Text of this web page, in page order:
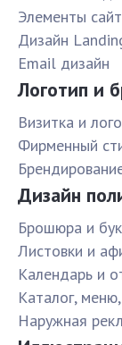
Элементы
Дизайн
Email дизайн
Логотип и
Визитка и
Фирменный
Дизайн
Брошюра и
Листовки и
Календарь и
Каталог, меню,
Наружная